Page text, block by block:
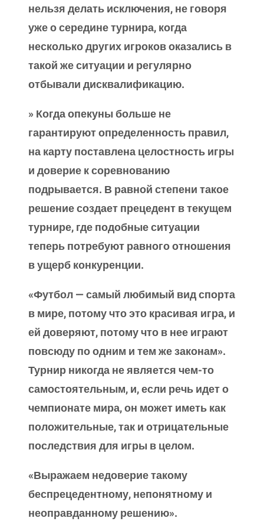
нельзя делать исключения, не говоря
уже о середине турнира, когда
несколько других игроков оказались в
такой же ситуации и регулярно
отбывали дисквалификацию.
» Когда опекуны больше не
гарантируют определенность правил,
на карту поставлена целостность игры
и доверие к соревнованию
подрывается. В равной степени такое
решение создает прецедент в текущем
турнире, где подобные ситуации
теперь потребуют равного отношения
в ущерб конкуренции.
«Футбол — самый любимый вид спорта
в мире, потому что это красивая игра, и
ей доверяют, потому что в нее играют
повсюду по одним и тем же законам».
Турнир никогда не является чем-то
самостоятельным, и, если речь идет о
чемпионате мира, он может иметь как
положительные, так и отрицательные
последствия для игры в целом.
«Выражаем недоверие такому
беспрецедентному, непонятному и
неоправданному решению».